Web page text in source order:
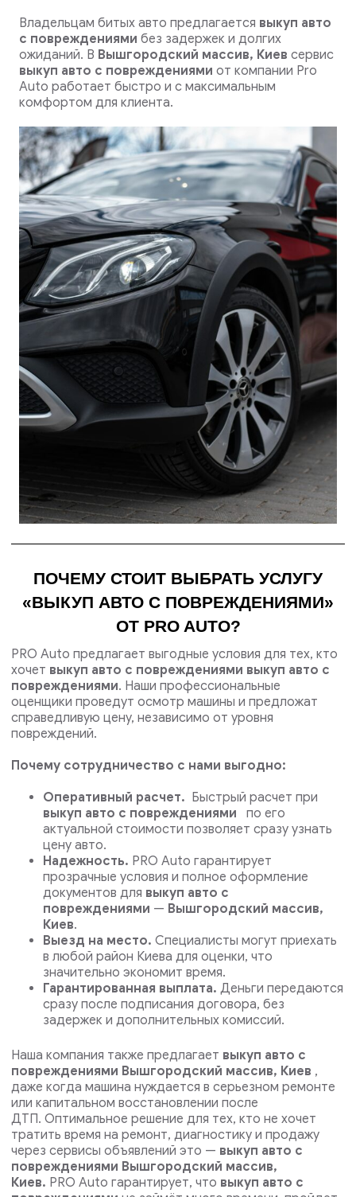
Владельцам битых авто предлагается выкуп авто
с повреждениями без задержек и долгих
ожиданий. В Вышгородский массив, Киев сервис
выкуп авто с повреждениямиот компании Pro
Auto работает быстро и с максимальным
комфортом для клиента.
ПОЧЕМУ СТОИТ ВЫБРАТЬ УСЛУГУ
«ВЫКУП АВТО С ПОВРЕЖДЕНИЯМИ»
ОТ PRO AUTO?
PRO Auto предлагает выгодные условия для тех, кто
хочет выкуп авто с повреждениями выкуп авто с
повреждениями. Наши профессиональные
оценщики проведут осмотр машины и предложат
справедливую цену, независимо от уровня
повреждений.
Почему сотрудничество с нами выгодно:
Оперативный расчет. Быстрый расчет при
выкуп авто с повреждениями
по его
актуальной стоимости позволяет сразу узнать
цену авто.
Надежность. PRO Auto гарантирует
прозрачные условия и полное оформление
документов для выкуп авто с
повреждениями — Вышгородский массив,
Киев.
Выезд на место. Специалисты могут приехать
в любой район Киева для оценки, что
значительно экономит время.
Гарантированная выплата. Деньги передаются
сразу после подписания договора, без
задержек и дополнительных комиссий.
Наша компания также предлагает выкуп авто с
повреждениями Вышгородский массив, Киев ,
даже когда машина нуждается в серьезном ремонте
или капитальном восстановлении после
ДТП.Оптимальное решение для тех, кто не хочет
тратить время на ремонт, диагностику и продажу
через сервисы объявлений это — выкуп авто с
повреждениями Вышгородский массив,
Киев. PRO Auto гарантирует, что выкуп авто с